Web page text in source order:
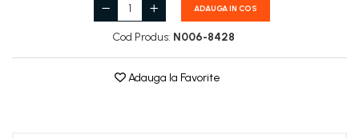
ADAUGA IN COS
Cod Produs: N006-8428
Adauga la Favorite